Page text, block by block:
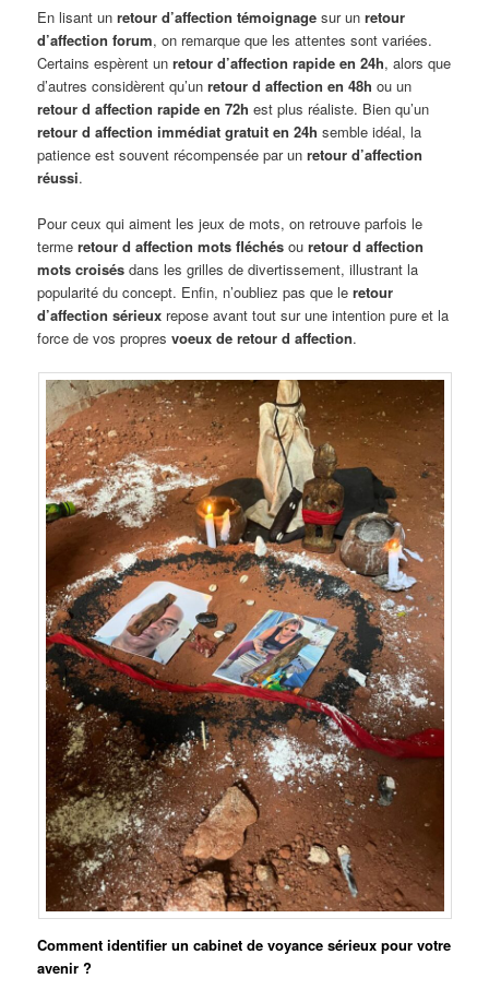
En lisant unretour d’affection témoignage sur unretour
d’affection forum, on remarque que les attentes sont variées.
Certains espèrent unretour d’affection rapide en 24h, alors que
d’autres considèrent qu’unretour d affection en 48h ou un
retour d affection rapide en 72h est plus réaliste. Bien qu’un
retour d affection immédiat gratuit en 24h semble idéal, la
patience est souvent récompensée par unretour d’affection
réussi.
Pour ceux qui aiment les jeux de mots, on retrouve parfois le
termeretour d affection mots fléchés ouretour d affection
mots croisés dans les grilles de divertissement, illustrant la
popularité du concept. Enfin, n’oubliez pas que leretour
d’affection sérieux repose avant tout sur une intention pure et la
force de vos propresvoeux de retour d affection.
Comment identifier un cabinet de voyance sérieux pour votre
avenir ?